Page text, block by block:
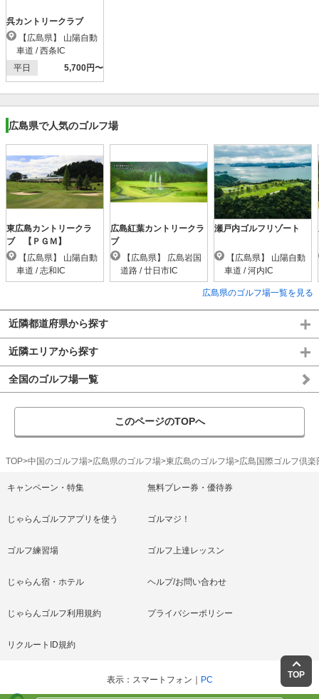
呉カントリークラブ
車道 / 西条IC
平日
5,700円〜
広島県で人気のゴルフ場
東広島カントリークラ
ブ 【ＰＧＭ】
車道 / 志和IC
広島紅葉カントリークラ
ブ
道路 / 廿日市IC
瀬戸内ゴルフリゾート
車道 / 河内IC
広島県のゴルフ場一覧を見る
TOP
近隣都道府県から探す
近隣エリアから探す
全国のゴルフ場一覧
このページのTOPへ
TOP 中国のゴルフ場 広島県のゴルフ場 東広島のゴルフ場 広島国際ゴルフ倶
キャンペーン・特集 無料プレー券・優待券
じゃらんゴルフアプリを使う ゴルマジ！
ゴルフ練習場 ゴルフ上達レッスン
じゃらん宿・ホテル ヘルプ/お問い合わせ
じゃらんゴルフ利用規約 プライバシーポリシー
リクルートID規約
表示 スマートフォン PC